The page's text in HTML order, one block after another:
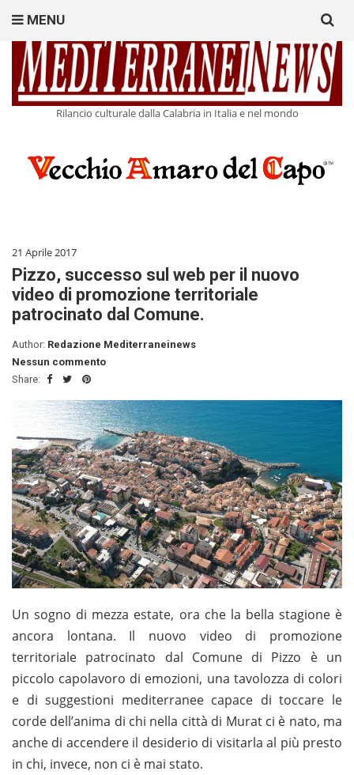
Rilancio culturale dalla Calabria in Italia e nel mondo
MENU
for:
21 Aprile 2017
Pizzo, successo sul web per il nuovo
video di promozione territoriale
patrocinato dal Comune.
Author: Redazione Mediterraneinews
Nessun commento
Share:
Un sogno di mezza estate, ora che la bella stagione è
ancora lontana. Il nuovo video di promozione
territoriale patrocinato dal Comune di Pizzo è un
piccolo capolavoro di emozioni, una tavolozza di colori
e di suggestioni mediterranee capace di toccare le
corde dell’anima di chi nella città di Murat ci è nato, ma
anche di accendere il desiderio di visitarla al più presto
in chi, invece, non ci è mai stato.